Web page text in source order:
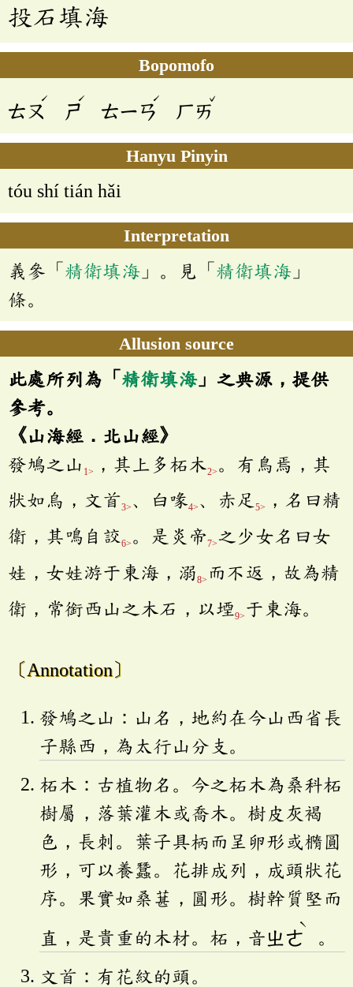
投石填海
Bopomofo
ㄊㄡ
ˊ
ㄕ
ˊ
ㄊㄧㄢ
ˊ
ㄏㄞ
ˇ
Hanyu Pinyin
tóu shí tián hǎi
Interpretation
義參「 精衛填海 」。見「 精衛填海 」
條。
Allusion source
此處所列為「 精衛填海」之典源，提供
參考。
《山海經．北山經》
發鳩之山 1> ，其上多柘木2> 。有鳥焉，其
狀如烏，文首3> 、白喙4> 、赤足 5>
，名曰精
衛，其鳴自詨6> 。是炎帝7> 之少女名曰女
娃，女娃游于東海，溺8> 而不返，故為精
衛，常銜西山之木石，以堙9> 于東海。
〔Annotation〕
發鳩之山：山名，地約在今山西省長
子縣西，為太行山分支。
柘木：古植物名。今之柘木為桑科柘
樹屬，落葉灌木或喬木。樹皮灰褐
色，長刺。葉子具柄而呈卵形或橢圓
形，可以養蠶。花排成列，成頭狀花
序。果實如桑葚，圓形。樹幹質堅而
直，是貴重的木材。柘，音ㄓㄜ
ˋ
。
文首：有花紋的頭。